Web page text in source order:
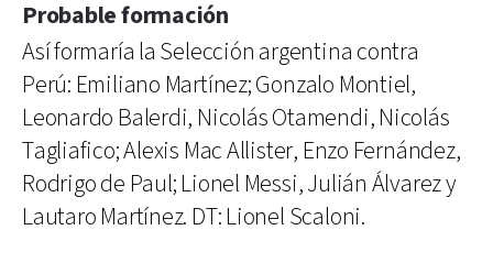
Probable formación
Así formaría la Selección argentina contra
Perú: Emiliano Martínez; Gonzalo Montiel,
Leonardo Balerdi, Nicolás Otamendi, Nicolás
Tagliafico; Alexis Mac Allister, Enzo Fernández,
Rodrigo de Paul; Lionel Messi, Julián Álvarez y
Lautaro Martínez. DT: Lionel Scaloni.